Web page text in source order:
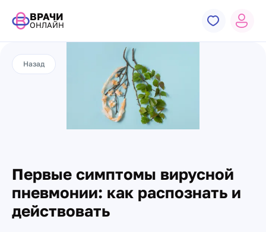
ВРАЧИ
ОНЛАЙН
Первые симптомы вирусной
пневмонии: как распознать и
действовать
Назад